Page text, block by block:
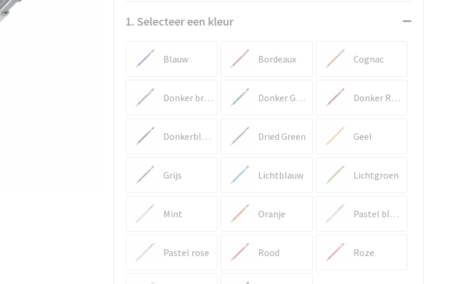
1. Selecteer een kleur
Blauw Bordeaux Cognac
Donker bruin Donker Groen Donker Rood
Donkerblauw Dried Green Geel
Grijs Lichtblauw Lichtgroen
Mint Oranje Pastel blauw
Pastel rose Rood Roze